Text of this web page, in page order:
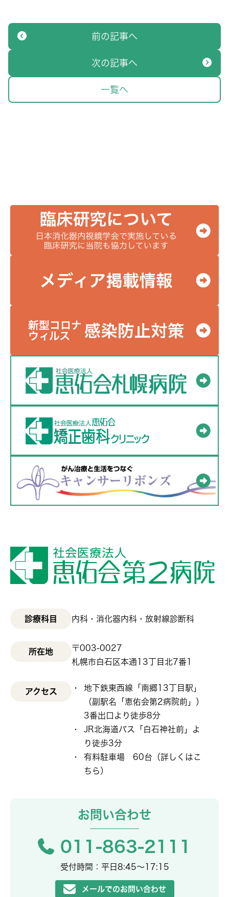
前の記事へ
一覧へ
次の記事へ
診療科目 内科・消化器内科・放射線診断科
所在地
〒003-0027
札幌市白石区本通13丁目北7番1
アクセス
地下鉄東西線「南郷13丁目駅」
（副駅名「恵佑会第2病院前」）
3番出口より徒歩8分
JR北海道バス「白石神社前」よ
り徒歩3分
有料駐車場 60台（詳しくはこ
ちら ）
お問い合わせ
011-863-2111
受付時間：平日8:45〜17:15
メールでのお問い合わせ